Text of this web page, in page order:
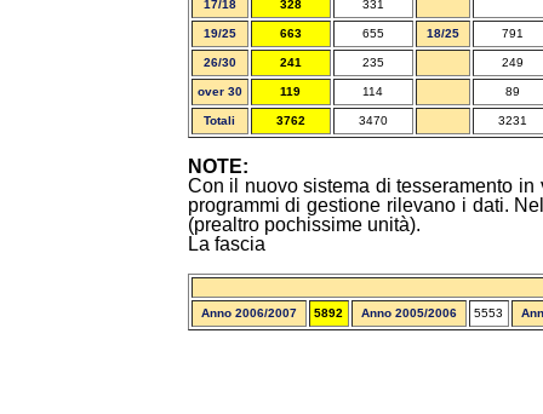
17/18 328 331
19/25 663 655 18/25 791
26/30 241 235 249
over 30 119 114 89
Totali 3762 3470 3231
NOTE:
Con il nuovo sistema di tesseramento
programmi di gestione rilevano i dati.
(prealtro pochissime unità).
La fascia
Anno 2006/2007 5892 Anno 2005/2006 5553